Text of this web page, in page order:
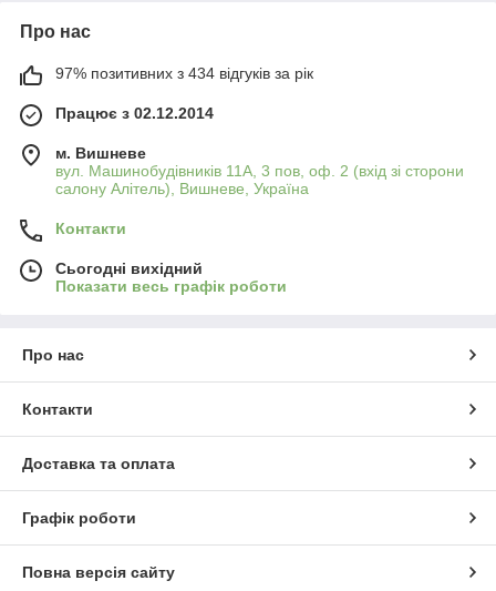
Про нас
97% позитивних з 434 відгуків за рік
Працює з 02.12.2014
м. Вишневе
вул. Машинобудівників 11А, 3 пов, оф. 2 (вхід зі сторони
салону Алітель), Вишневе, Україна
Контакти
Сьогодні вихідний
Показати весь графік роботи
Про нас
Контакти
Доставка та оплата
Графік роботи
Повна версія сайту